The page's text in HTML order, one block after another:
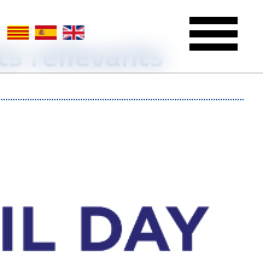
rellevants